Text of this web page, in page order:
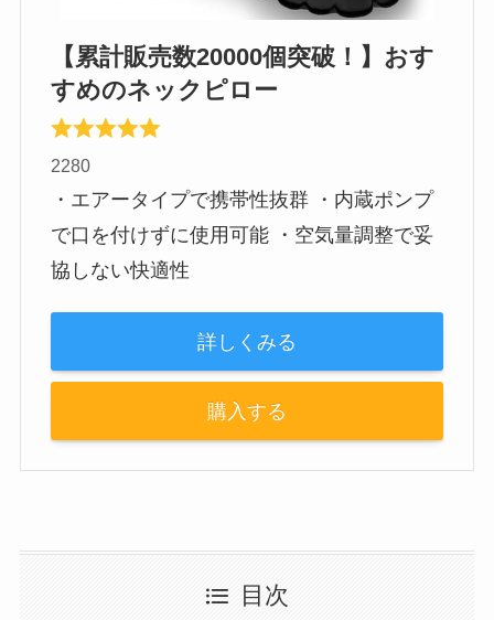
【累計販売数20000個突破！】おす
すめのネックピロー
2280
・エアータイプで携帯性抜群 ・内蔵ポンプ
で口を付けずに使用可能 ・空気量調整で妥
協しない快適性
詳しくみる
購入する
目次